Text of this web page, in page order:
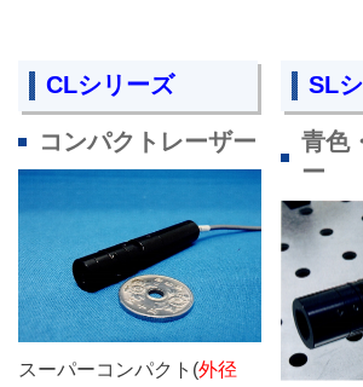
CLシリーズ
コンパクトレーザー
スーパーコンパクト(外径
SL
青色
ー